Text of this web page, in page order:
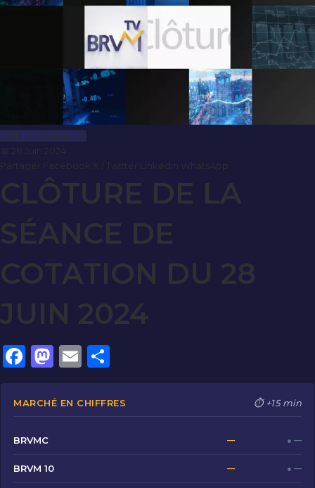
Clôture de Marché
📅 28 Juin 2024
CLÔTURE DE LA
SÉANCE DE
COTATION DU 28
JUIN 2024
F
a
c
b
o
M
a
st
o
E
m
ai
ar
ta
MARCHÉ EN CHIFFRES ⏱ +15 min
BRVMC — ● —
BRVM 10 — ● —